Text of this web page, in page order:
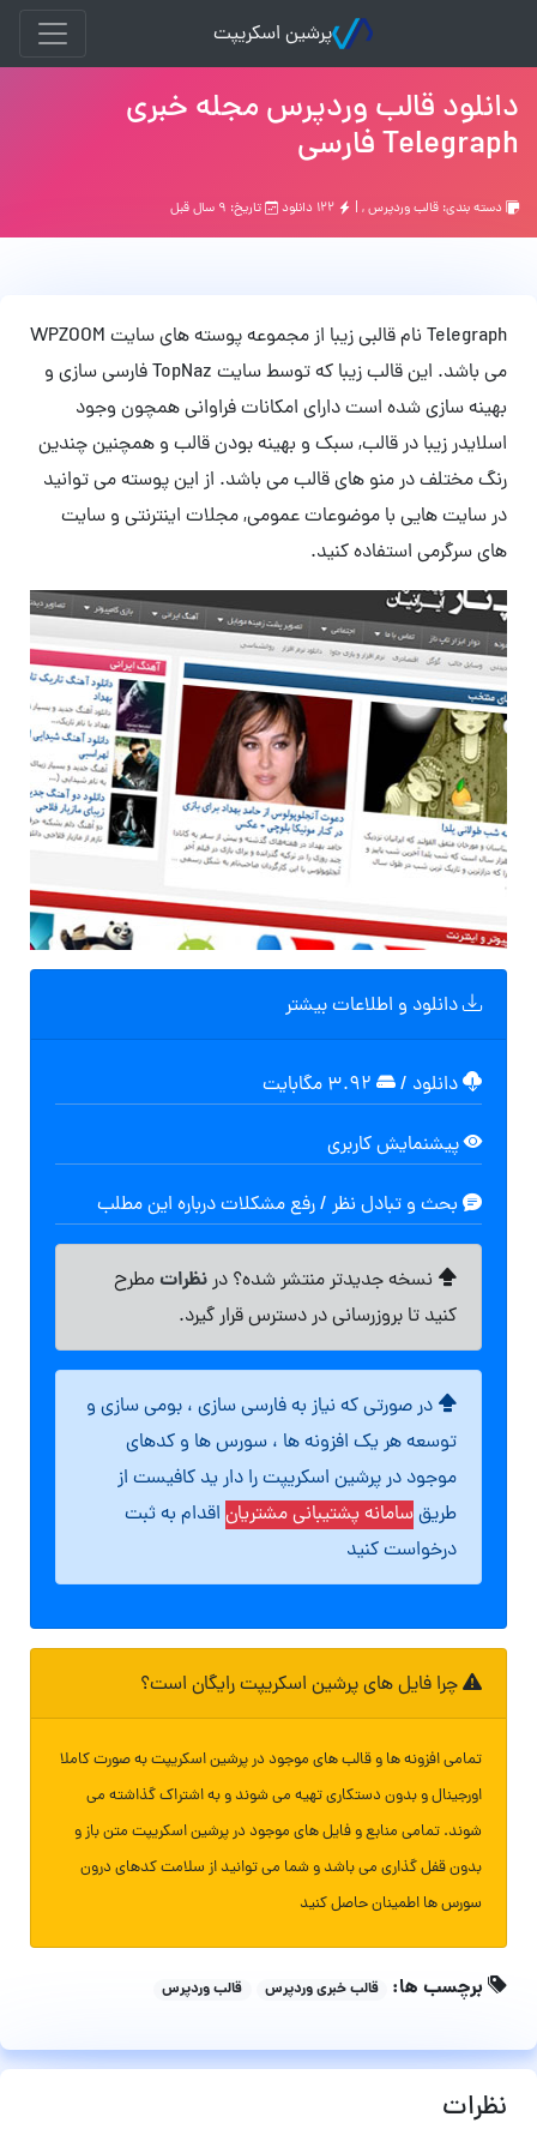
پرشین اسکریپت
دانلود قالب وردپرس مجله خبری
Telegraph فارسی
دسته بندی: قالب وردپرس, | تاریخ: ۹ سال قبل
Telegraph نام قالبی زیبا از مجموعه پوسته های سایت WPZOOM
می باشد. این قالب زیبا که توسط سایت TopNaz فارسی سازی و
بهینه سازی شده است دارای امکانات فراوانی همچون وجود
اسلایدر زیبا در قالب, سبک و بهینه بودن قالب و همچنین چندین
رنگ مختلف در منو های قالب می باشد. از این پوسته می توانید
در سایت هایی با موضوعات عمومی, مجلات اینترنتی و سایت
های سرگرمی استفاده کنید.
دانلود و اطلاعات بیشتر
دانلود /
پیشنمایش کاربری
بحث و تبادل نظر / رفع مشکلات درباره این مطلب
نسخه جدیدتر منتشر شده؟ درنظراتمطرح
کنید تا بروزرسانی در دسترس قرار گیرد.
در صورتی که نیاز به فارسی سازی ، بومی سازی و
توسعه هر یک افزونه ها ، سورس ها و کدهای
موجود در پرشین اسکریپت را دار ید کافیست از
طریقسامانه پشتیبانی مشتریان اقدام به ثبت
درخواست کنید
چرا فایل های پرشین اسکریپت رایگان است؟
تمامی افزونه ها و قالب های موجود در پرشین اسکریپت به صورت کاملا
اورجینال و بدون دستکاری تهیه می شوند و به اشتراک گذاشته می
شوند. تمامی منابع و فایل های موجود در پرشین اسکریپت متن باز و
بدون قفل گذاری می باشد و شما می توانید از سلامت کدهای درون
سورس ها اطمینان حاصل کنید
برچسب ها: قالب خبری وردپرس قالب وردپرس
نظرات